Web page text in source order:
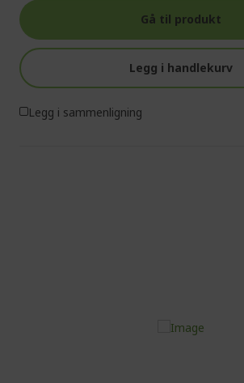
Gå til produkt
Legg i handlekurv
Legg i sammenligning